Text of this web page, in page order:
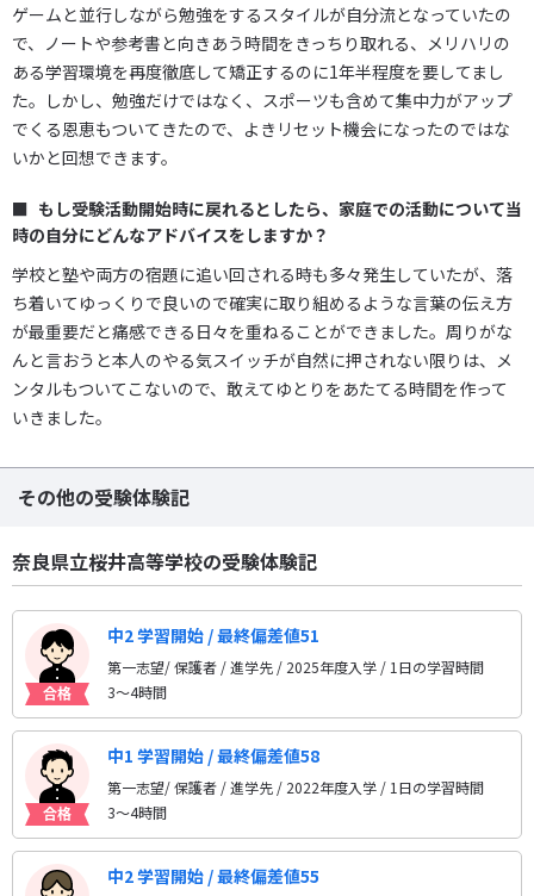
ゲームと並行しながら勉強をするスタイルが自分流となっていたの
で、ノートや参考書と向きあう時間をきっちり取れる、メリハリの
ある学習環境を再度徹底して矯正するのに1年半程度を要してまし
た。しかし、勉強だけではなく、スポーツも含めて集中力がアップ
でくる恩恵もついてきたので、よきリセット機会になったのではな
いかと回想できます。
もし受験活動開始時に戻れるとしたら、家庭での活動について当
時の自分にどんなアドバイスをしますか？
学校と塾や両方の宿題に追い回される時も多々発生していたが、落
ち着いてゆっくりで良いので確実に取り組めるような言葉の伝え方
が最重要だと痛感できる日々を重ねることができました。周りがな
んと言おうと本人のやる気スイッチが自然に押されない限りは、メ
ンタルもついてこないので、敢えてゆとりをあたてる時間を作って
いきました。
その他の受験体験記
奈良県立桜井高等学校の受験体験記
中2 学習開始 / 最終偏差値51
第一志望/ 保護者 / 進学先/ 2025年度入学 / 1日の学習時間
3〜4時間
中1 学習開始 / 最終偏差値58
第一志望/ 保護者 / 進学先/ 2022年度入学 / 1日の学習時間
3〜4時間
中2 学習開始 / 最終偏差値55